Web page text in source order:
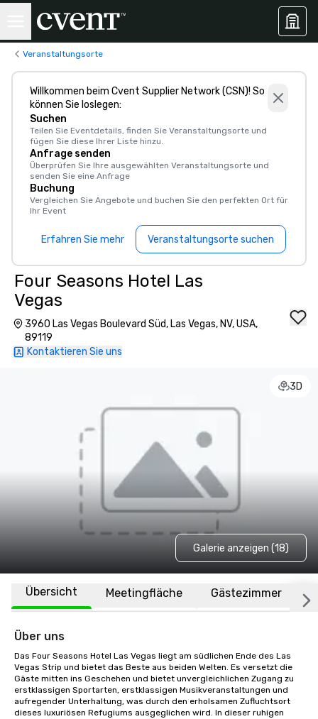
Veranstaltungsorte
Willkommen beim Cvent Supplier Network (CSN)! So
können Sie loslegen:
Suchen
Teilen Sie Eventdetails, finden Sie Veranstaltungsorte und
fügen Sie diese Ihrer Liste hinzu.
Anfrage senden
Überprüfen Sie Ihre ausgewählten Veranstaltungsorte und
senden Sie eine Anfrage
Buchung
Vergleichen Sie Angebote und buchen Sie den perfekten Ort für
Ihr Event
Erfahren Sie mehr Veranstaltungsorte suchen
Four Seasons Hotel Las
Vegas
3960 Las Vegas Boulevard Süd, Las Vegas, NV, USA,
89119
Kontaktieren Sie uns
3D
Galerie anzeigen (18)
Übersicht Meetingfläche Gästezimmer
Über uns
Das Four Seasons Hotel Las Vegas liegt am südlichen Ende des Las
Vegas Strip und bietet das Beste aus beiden Welten. Es versetzt die
Gäste mitten ins Geschehen und bietet unvergleichlichen Zugang zu
erstklassigen Sportarten, erstklassigen Musikveranstaltungen und
aufregender Unterhaltung, was durch den erholsamen Zufluchtsort
dieses luxuriösen Refugiums ausgeglichen wird. In dieser ruhigen